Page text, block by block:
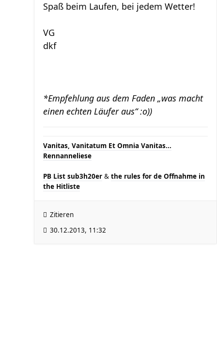
Spaß beim Laufen, bei jedem Wetter!
VG
dkf
*Empfehlung aus dem Faden „was macht
einen echten Läufer aus“ :o))
Vanitas, Vanitatum Et Omnia Vanitas...
Rennanneliese
PB List sub3h20er & the rules for de Offnahme in
the Hitliste
Zitieren
30.12.2013, 11:32